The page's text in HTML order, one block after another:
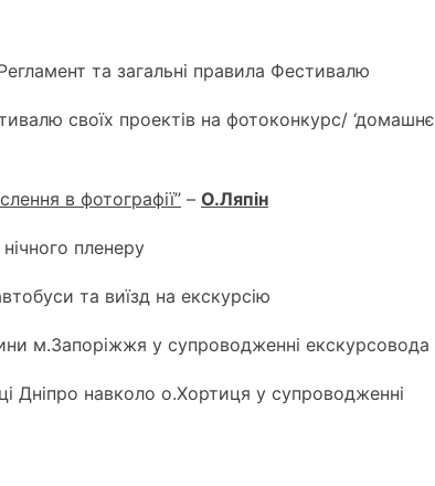
та загальні правила Фестивалю
своїх проектів на фотоконкурс/ ‘домашнє
в фотографії” – О.Ляпін
пленеру
та виїзд на екскурсію
м.Запоріжжя у супроводженні екскурсовода
Дніпро навколо о.Хортиця у супроводженні